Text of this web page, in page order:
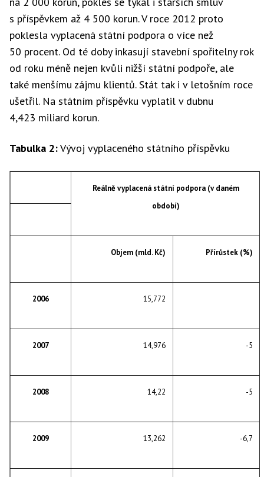
s příspěvkem až 4 500 korun. V roce 2012 proto
poklesla vyplacená státní podpora o více než
50 procent. Od té doby inkasují stavební spořitelny rok
od roku méně nejen kvůli nižší státní podpoře, ale
také menšímu zájmu klientů. Stát tak i v letošním roce
ušetřil. Na státním příspěvku vyplatil v dubnu
4,423 miliard korun.
Tabulka 2:Vývoj vyplaceného státního příspěvku
Reálně vyplacená státní podpora (v daném
období)
Objem (mld. Kč) Přírůstek (%)
2006 15,772
2007 14,976 -5
2008 14,22 -5
2009 13,262 -6,7